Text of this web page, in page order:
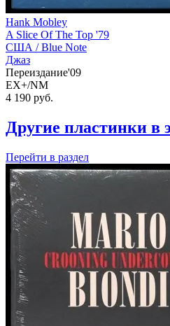
Hank Mobley
A Slice Of The Top '79
США /Blue Note
Джаз
Переиздание'09
EX+/NM
4 190 руб.
Другие пластинки в
Перейти в раздел